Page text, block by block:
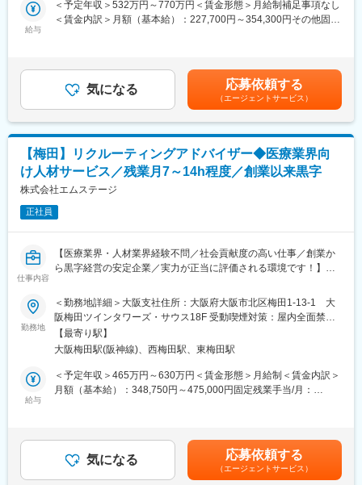
■当社について：
【すべては、持続可能な医療の未来をつくるために】というビジ
2025（大規模法人部門）」に認定されています。また、「ホワイ
ト企業認定2025」にてプラチナ認定を取得しています。女性管理
職比率25％／産休、育休取得率・育休復帰率100％とライフステ
ージの変化を経ても働きやすい環境です。
変更の範囲：会社の定める業務
・業務要件・運用要件を踏まえたDX施策の整理
・ITと業務をつなぐビジネスアーキテクトとしての役割
・業務改善・効率化施策の検討および実行支援
・現場運用を踏まえた改善定着支援
◎デジタルソリューション導入・運用支援
・システム／SaaS等の選定、導入支援
・導入後の運用設計、定着フォロー
・ベンダーコントロール、関係者調整
◎IT環境・院内サポート対応
・院内職員からのIT・システムに関する問い合わせ対応
支援
・システム／ネットワーク構成の整理・ドキュメンテーション
※全国の医療機関を対象とした出張あり
■魅力点：
・単なるIT導入ではなく、医療現場の業務・運用に深く入り込
・院内職員からの問い合わせ対応を含め、現場に近い立場で「使
われるDX」を実現できる
・IT／DXの専門性を活かしつつ、業務改善・生産性向上などの経
給与
＜予定年収＞532万円～770万円＜賃金形態＞月給制補足事項なし
＜賃金内訳＞月額（基本給）：227,700円～354,300円その他固定
＞有＜残業手当＞有＜給与補足＞【賞与】年1回（2月）／業績連
動型決算賞与※月給の2ヶ月分として算出しておりますが業績連動
型につき変動有【給与改定・昇格】年1回（1月）賃金はあくまで
も目安の金額であり、選考を通じて上下する可能性があります。
月給(月額)は固定手当を含めた表記です。
気になる 応募依頼する
（エージェントサービス）
【梅田】リクルーティングアドバイザー◆医療業界向
け人材サービス／残業月7～14h程度／創業以来黒字
株式会社エムステージ
正社員
仕事内容
【医療業界・人材業界経験不問／社会貢献度の高い仕事／創業か
ら黒字経営の安定企業／実力が正当に評価される環境です！】
医療機関への採用コンサルティングをお任せします。
医療機関への電話・メールや訪問を通じた採用課題のヒアリング
や、医師とのマッチングを高めるために医療機関の魅力をインタ
ビュー・リサーチし、質の高い求人作成や更新を行います。
もっとキャリアアップしたい！と転職やアルバイトを希望する医
師と、医師を必要としている医療機関の橋渡しをする役割は、医
師・医療機関双方への価値提供だけではなく、その先の医療を必
躍いただけるポジションです。
＜主にご担当いただく内容＞
勤務地
＜勤務地詳細＞大阪支社住所：大阪府大阪市北区梅田1-13-1 大
阪梅田ツインタワーズ・サウス18F 受動喫煙対策：屋内全面禁煙
変更の範囲：会社の定める事業所
【最寄り駅】
大阪梅田駅(阪神線)、西梅田駅、東梅田駅
給与
＜予定年収＞465万円～630万円＜賃金形態＞月給制＜賃金内訳＞
月額（基本給）：348,750円～475,000円固定残業手当/月：
験・スキルに合わせて当社規定により決定いたします。■昇給：年
2回■賞与：年1回（業績連動型／年収とは別途）※4月～翌3月の期
の業績により賞与額が決定■別途年次給賃金はあくまでも目安の金
気になる 応募依頼する
（エージェントサービス）